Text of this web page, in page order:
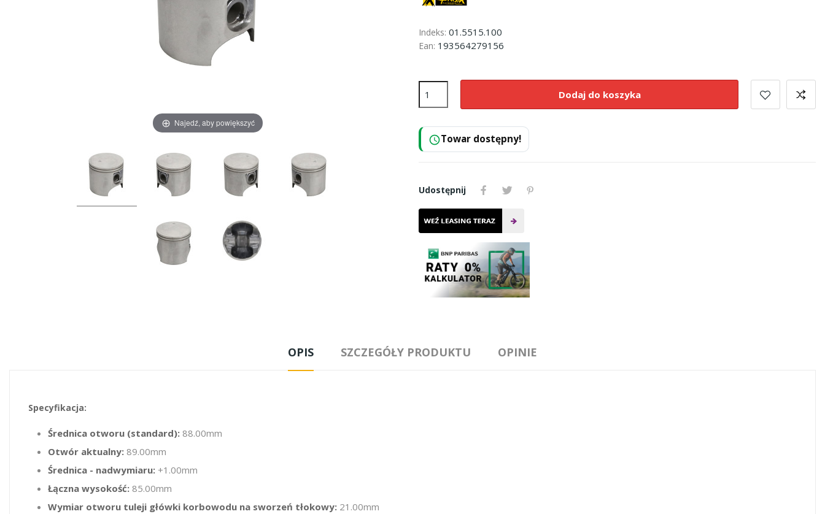
Najedź, aby powiększyć
Indeks: 01.5515.100
Ean: 193564279156
Dodaj do koszyka
scheduleTowar dostępny!
Udostępnij
OPIS SZCZEGÓŁY PRODUKTU OPINIE
Specyfikacja:
Średnica otworu (standard): 88.00mm
Otwór aktualny: 89.00mm
Średnica - nadwymiaru: +1.00mm
Łączna wysokość: 85.00mm
Wymiar otworu tuleji główki korbowodu na sworzeń tłokowy: 21.00mm